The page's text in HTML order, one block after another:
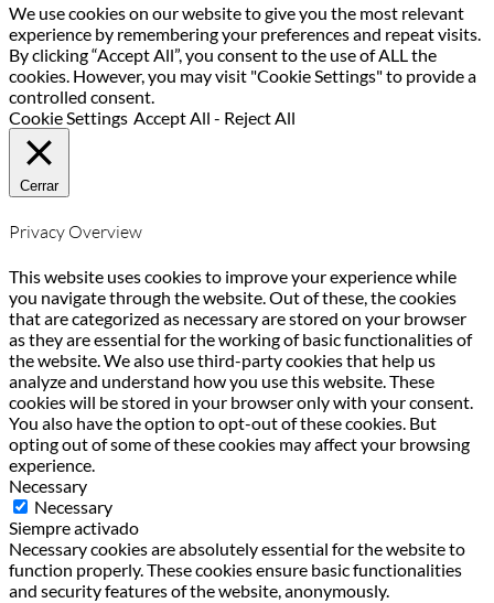
We use cookies on our website to give you the most relevant
experience by remembering your preferences and repeat visits.
By clicking “Accept All”, you consent to the use of ALL the
cookies. However, you may visit "Cookie Settings" to provide a
controlled consent.
Cookie Settings Accept All - Reject All
Cerrar
Privacy Overview
This website uses cookies to improve your experience while
you navigate through the website. Out of these, the cookies
that are categorized as necessary are stored on your browser
as they are essential for the working of basic functionalities of
the website. We also use third-party cookies that help us
analyze and understand how you use this website. These
cookies will be stored in your browser only with your consent.
You also have the option to opt-out of these cookies. But
opting out of some of these cookies may affect your browsing
experience.
Necessary
Necessary
Siempre activado
Necessary cookies are absolutely essential for the website to
function properly. These cookies ensure basic functionalities
and security features of the website, anonymously.